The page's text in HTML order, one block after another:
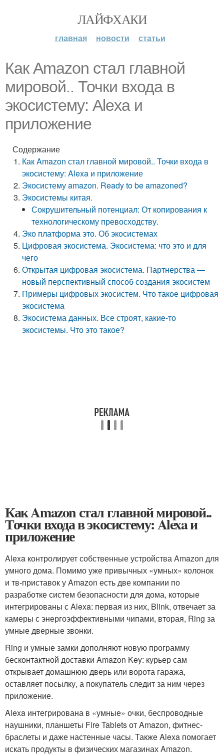
ЛАЙФХАКИ
главная новости статьи
Как Amazon стал главной
мировой.. Точки входа в
экосистему: Alexa и
приложение
Содержание
Как Amazon стал главной мировой.. Точки входа в
экосистему: Alexa и приложение
Экосистему amazon. Ready to be amazoned?
Экосистемы китая.
Сокрушительный потенциал: От копирования к
технологическому превосходству.
Эко платформа это. Об экосистемах
Цифровая экосистема. Экосистема: что это и для
чего
Открытая цифровая экосистема. Партнерства —
новый перспективный способ создания экосистем
Примеры цифровых экосистем. Что такое цифровая
экосистема
Экосистема данных. Все строят, какие-то
экосистемы. Что это такое?
Как Amazon стал главной мировой..
Точки входа в экосистему: Alexa и
приложение
Alexa контролирует собственные устройства Amazon для
умного дома. Помимо уже привычных «умных» колонок
и тв-приставок у Amazon есть две компании по
разработке систем безопасности для дома, которые
интегрированы с Alexa: первая из них, Blink, отвечает за
камеры с энергоэффективными чипами, вторая, Ring за
умные дверные звонки.
Ring и умные замки дополняют новую программу
бесконтактной доставки Amazon Key: курьер сам
открывает домашнюю дверь или ворота гаража,
оставляет посылку, а покупатель следит за ним через
приложение.
Alexa интегрирована в «умные» очки, беспроводные
наушники, планшеты Fire Tablets от Amazon, фитнес-
браслеты и даже настенные часы. Также Alexa помогает
искать продукты в физических магазинах Amazon.